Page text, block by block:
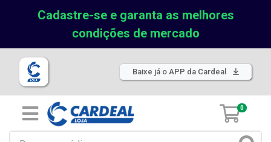
Cadastre-se e garanta as melhores
condições de mercado
Baixe já o APP da Cardeal
0